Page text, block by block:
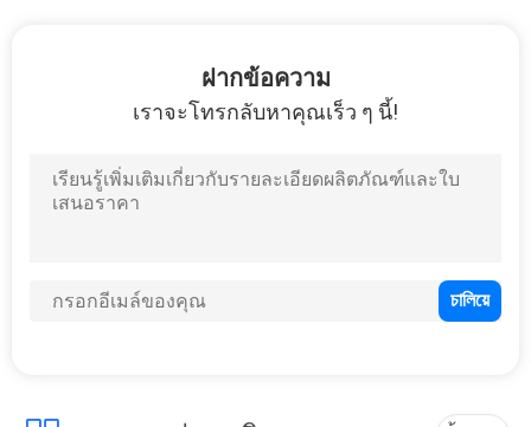
ฝากข้อความ
เราจะโทรกลับหาคุณเร็ว ๆ นี้!